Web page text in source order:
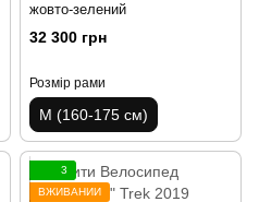
жовто-зелений
32 300 грн
Розмір рами
M (160-175 см)
3
ВЖИВАНИЙ